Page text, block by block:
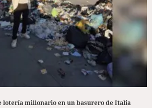
lotería millonario en un basurero de Italia